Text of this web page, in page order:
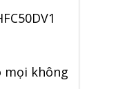
mọi không